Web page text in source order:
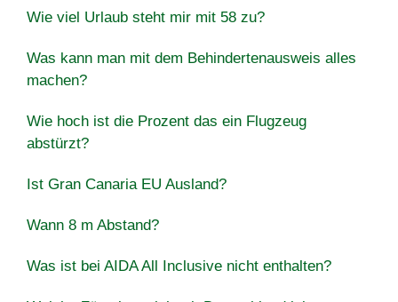
Wie viel Urlaub steht mir mit 58 zu?
Was kann man mit dem Behindertenausweis alles
machen?
Wie hoch ist die Prozent das ein Flugzeug
abstürzt?
Ist Gran Canaria EU Ausland?
Wann 8 m Abstand?
Was ist bei AIDA All Inclusive nicht enthalten?